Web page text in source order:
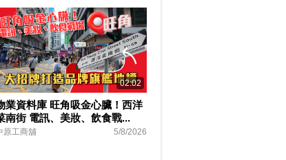
02:02
業資料庫 旺角吸金心臟！西洋
南街 電訊、美妝、飲食戰...
原工商舖 5/8/2026